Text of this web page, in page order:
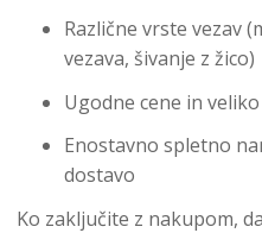
Različne vrste vezav
vezava, šivanje z žico)
Ugodne cene in
Enostavno spletno
dostavo
Ko zaključite z nakupom,